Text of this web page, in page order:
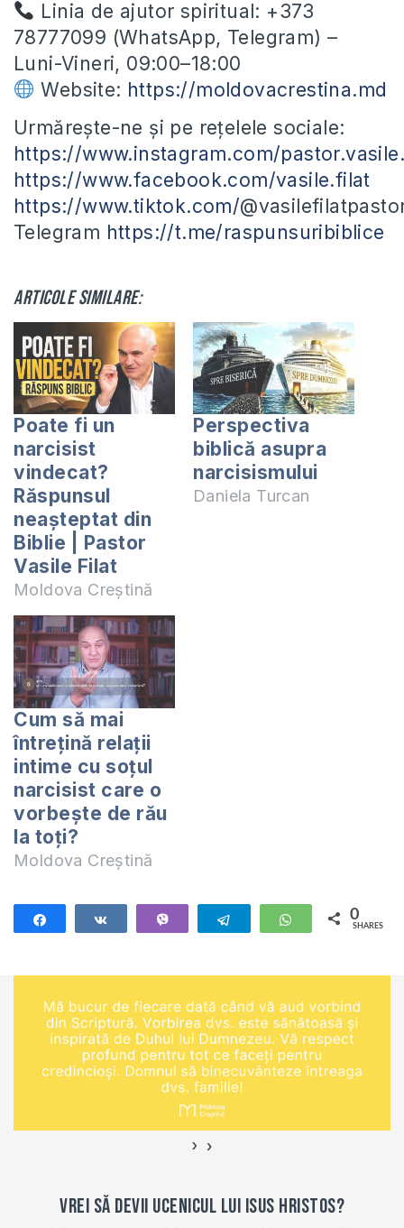
Linia de ajutor spiritual: +373
78777099 (WhatsApp, Telegram) –
Luni-Vineri, 09:00–18:00
Website: https://moldovacrestina.md
Urmărește-ne și pe rețelele sociale:
https://www.instagram.com/
https://www.facebook.com/vasile.filat
https://www.tiktok.com/
Telegram https://t.me/raspunsuribiblice
Articole similare:
Poate fi un
narcisist
vindecat?
Răspunsul
neașteptat din
Biblie | Pastor
Vasile Filat
Moldova Creștină
Perspectiva
biblică asupra
narcisismului
Daniela Turcan
Cum să mai
întrețină relații
intime cu soțul
narcisist care o
vorbește de rău
la toți?
Moldova Creștină
Telegram WhatsApp
0
SHARES
‹ ›
Vrei să devii ucenicul lui Isus Hristos?